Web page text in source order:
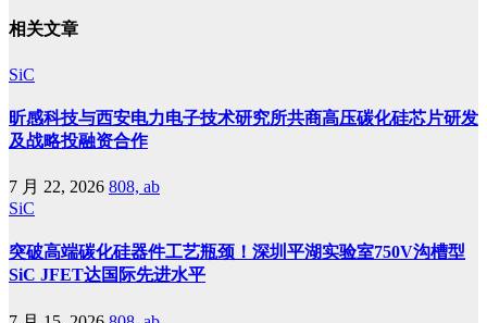
相关文章
SiC
昕感科技与西安电力电子技术研究所共商高压碳化硅芯片研发
及战略投融资合作
7 月 22, 2026 808, ab
SiC
突破高端碳化硅器件工艺瓶颈！深圳平湖实验室750V沟槽型
SiC JFET达国际先进水平